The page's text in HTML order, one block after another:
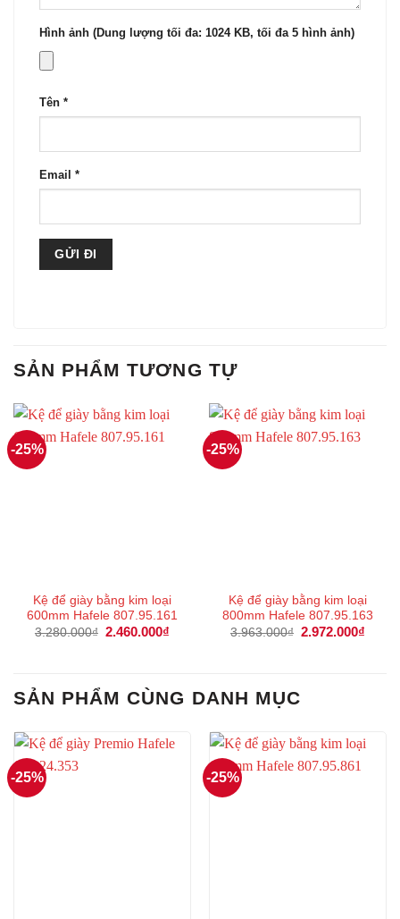
Hình ảnh (Dung lượng tối đa: 1024 KB, tối đa 5 hình ảnh)
Tên *
Email *
SẢN PHẨM TƯƠNG TỰ
-25%
Kệ để giày bằng kim loại
600mm Hafele 807.95.161
3.280.000₫ Giá
2.460.000₫
-25%
Kệ để giày bằng kim loại
800mm Hafele 807.95.163
3.963.000₫ Giá
2.972.000₫
SẢN PHẨM CÙNG DANH MỤC
-25% -25%